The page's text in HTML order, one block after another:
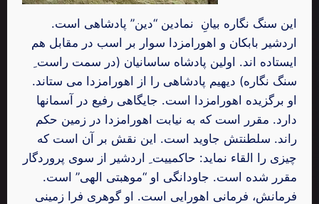
این سنگ نگاره بیانِ نمادین “دین” پادشاهی است.
اردشیر بابکان و اهورامزدا سوار بر اسب در مقابل هم
ایستاده اند. اولین پادشاه ساسانیان (در سمت راست ِ
سنگ نگاره) دیهیم پادشاهی را از اهورامزدا می ستاند.
او برگزیده اهورامزدا است. جایگاهی رفیع در آسمانها
دارد. مقرر است که به نیابت اهورامزدا در زمین حکم
راند. سلطنتش جاوید است. این نقش بر آن است که
چیزی را القاء نماید: حاکمییت ِ اردشیر از سوی پروردگار
مقرر شده‌ است. جاودانگی او “موهبتی الهی” است.
فرمانش، فرمانی اهورایی است. او گوهری فرا زمینی